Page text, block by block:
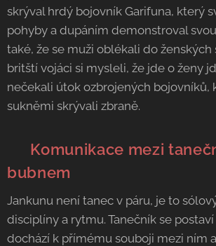
skrýval hrdý bojovník Garifuna, který
pohyby a dupáním demonstroval
také, že se muži oblékali do ženských
britští vojáci si mysleli, že jde o ženy
nečekali útok ozbrojených bojovníků,
sukněmi skrývali zbraně.
🥁 Komunikace mezi
bubnem
Jankunu není tanec v páru, je to
disciplíny a rytmu. Tanečník se
dochází k přímému souboji mezi ním